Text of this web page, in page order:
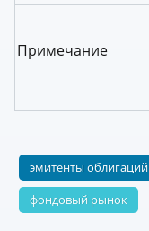
Примечание
эмитенты облигаций
фондовый рынок